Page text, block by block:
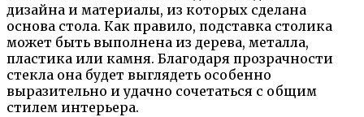
дизайна и материалы, из которых сделана
основа стола. Как правило, подставка столика
может быть выполнена из дерева, металла,
пластика или камня. Благодаря прозрачности
стекла она будет выглядеть особенно
выразительно и удачно сочетаться с общим
стилем интерьера.